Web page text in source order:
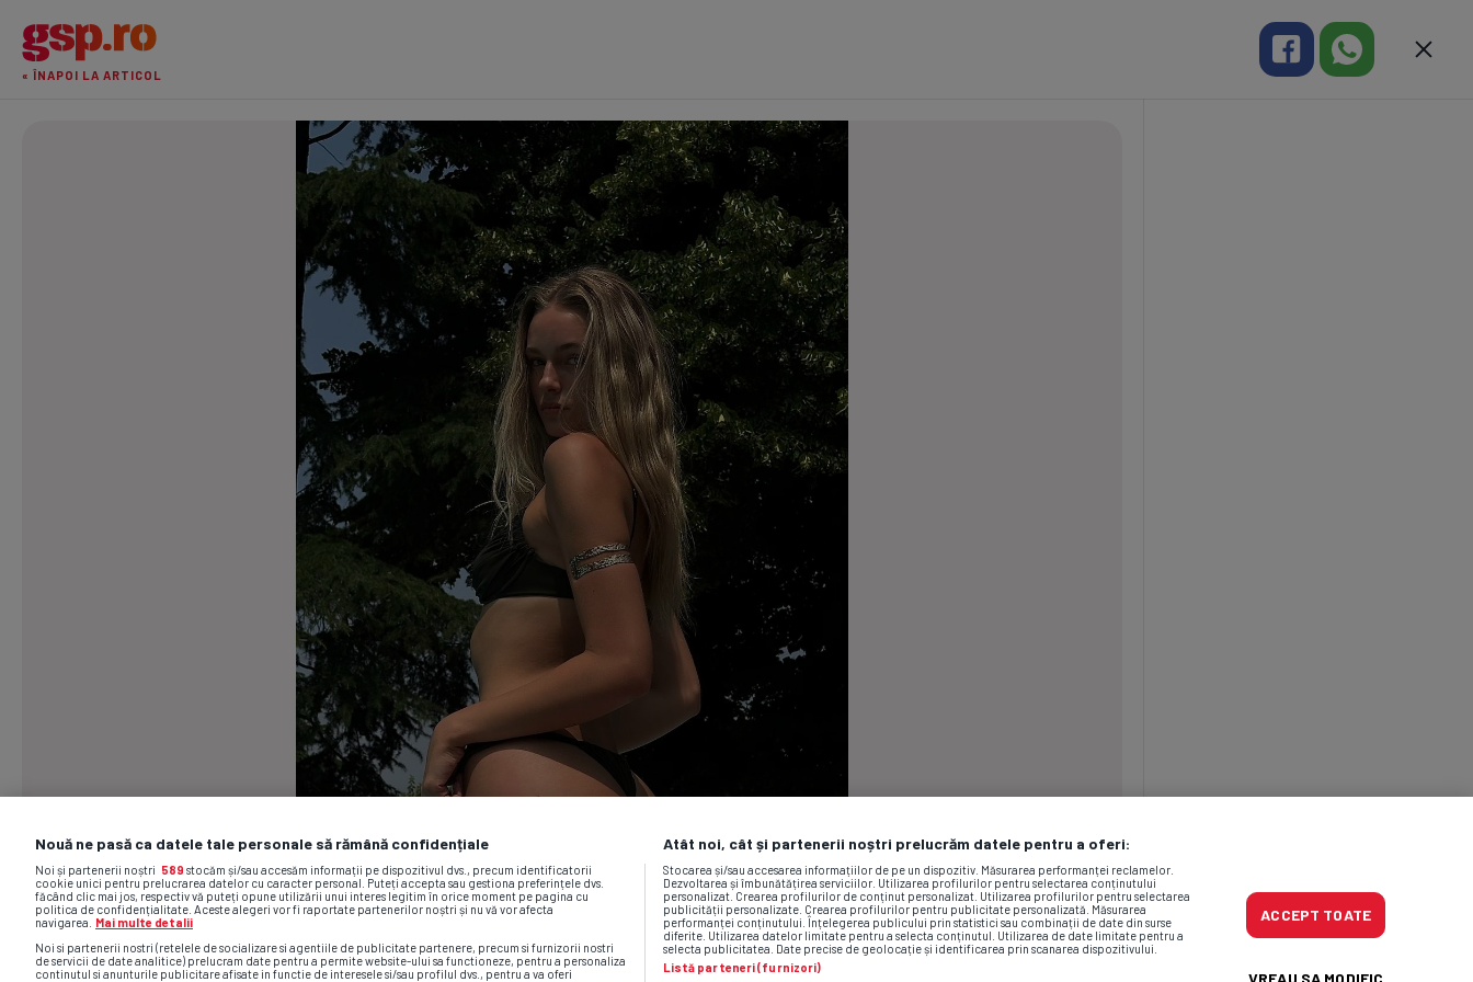
« ÎNAPOI LA ARTICOL
Nouă ne pasă ca datele tale personale să rămână confidențiale
Noi și partenerii noștri 589 stocăm și/sau accesăm informații pe dispozitivul dvs., precum identificatorii
cookie unici pentru prelucrarea datelor cu caracter personal. Puteți accepta sau gestiona preferințele dvs.
făcând clic mai jos, respectiv vă puteți opune utilizării unui interes legitim în orice moment pe pagina cu
politica de confidențialitate. Aceste alegeri vor fi raportate partenerilor noștri și nu vă vor afecta
navigarea.
Mai multe detalii
Noi si partenerii nostri (retelele de socializare si agentiile de publicitate partenere, precum si furnizorii nostri
de servicii de date analitice) prelucram date pentru a permite website-ului sa functioneze, pentru a personaliza
continutul si anunturile publicitare afisate in functie de interesele si/sau profilul dvs., pentru a va oferi
Atât noi, cât și partenerii noștri prelucrăm datele pentru a oferi:
Stocarea și/sau accesarea informațiilor de pe un dispozitiv. Măsurarea performanței reclamelor.
Dezvoltarea și îmbunătățirea serviciilor. Utilizarea profilurilor pentru selectarea conținutului
personalizat. Crearea profilurilor de conținut personalizat. Utilizarea profilurilor pentru selectarea
publicității personalizate. Crearea profilurilor pentru publicitate personalizată. Măsurarea
performanței conținutului. Înțelegerea publicului prin statistici sau combinații de date din surse
diferite. Utilizarea datelor limitate pentru a selecta conținutul. Utilizarea de date limitate pentru a
selecta publicitatea. Date precise de geolocație și identificarea prin scanarea dispozitivului.
Listă parteneri (furnizori)
ACCEPT TOATE
VREAU SA MODIFIC